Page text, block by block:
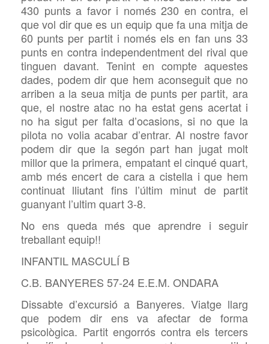
430 punts a favor i només 230 en contra, el
que vol dir que es un equip que fa una mitja de
60 punts per partit i només els en fan uns 33
punts en contra independentment del rival que
tinguen davant. Tenint en compte aquestes
dades, podem dir que hem aconseguit que no
arriben a la seua mitja de punts per partit, ara
que, el nostre atac no ha estat gens acertat i
no ha sigut per falta d’ocasions, si no que la
pilota no volia acabar d’entrar. Al nostre favor
podem dir que la segón part han jugat molt
millor que la primera, empatant el cinqué quart,
amb més encert de cara a cistella i que hem
continuat lliutant fins l’últim minut de partit
guanyant l’ultim quart 3-8.
No ens queda més que aprendre i seguir
treballant equip!!
INFANTIL MASCULÍ B
C.B. BANYERES 57-24 E.E.M. ONDARA
Dissabte d’excursió a Banyeres. Viatge llarg
que podem dir ens va afectar de forma
psicològica. Partit engorrós contra els tercers